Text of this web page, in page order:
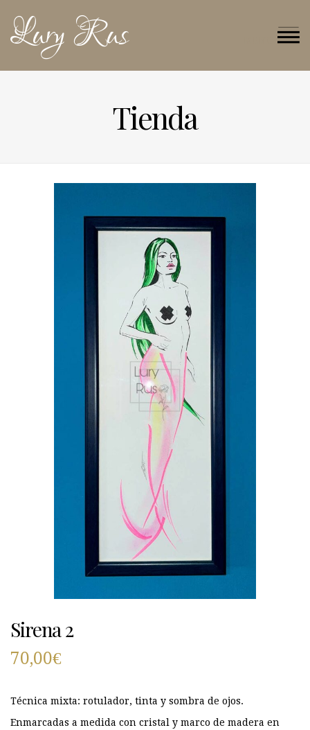
Lury Rus
Tienda
Sirena 2
70,00€
Técnica mixta: rotulador, tinta y sombra de ojos.
Enmarcadas a medida con cristal y marco de madera en